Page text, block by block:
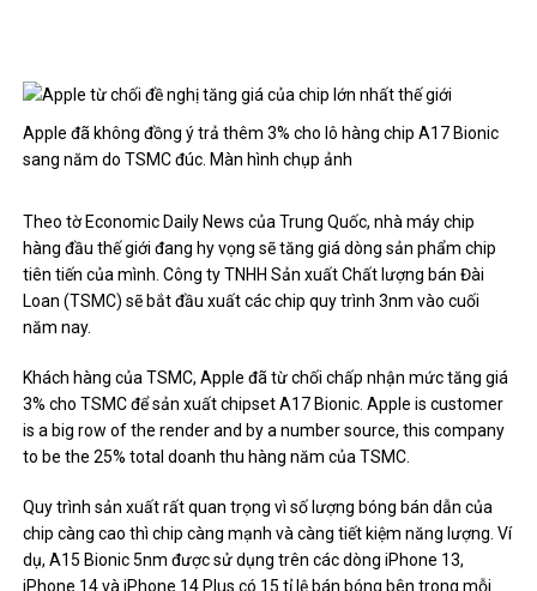
Apple đã không đồng ý trả thêm 3% cho lô hàng chip A17 Bionic
sang năm do TSMC đúc. Màn hình chụp ảnh
Theo tờ Economic Daily News của Trung Quốc, nhà máy chip
hàng đầu thế giới đang hy vọng sẽ tăng giá dòng sản phẩm chip
tiên tiến của mình. Công ty TNHH Sản xuất Chất lượng bán Đài
Loan (TSMC) sẽ bắt đầu xuất các chip quy trình 3nm vào cuối
năm nay.
Khách hàng của TSMC, Apple đã từ chối chấp nhận mức tăng giá
3% cho TSMC để sản xuất chipset A17 Bionic. Apple is customer
is a big row of the render and by a number source, this company
to be the 25% total doanh thu hàng năm của TSMC.
Quy trình sản xuất rất quan trọng vì số lượng bóng bán dẫn của
chip càng cao thì chip càng mạnh và càng tiết kiệm năng lượng. Ví
dụ, A15 Bionic 5nm được sử dụng trên các dòng iPhone 13,
iPhone 14 và iPhone 14 Plus có 15 tỉ lệ bán bóng bên trong mỗi